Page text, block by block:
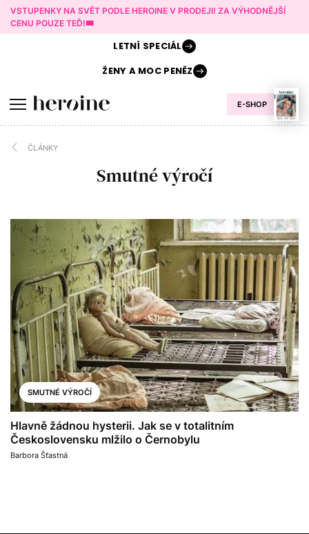
VSTUPENKY NA SVĚT PODLE HEROINE V PRODEJI! ZA VÝHODNĚJŠÍ
CENU POUZE TEĎ!🎟️
E-SHOP
LETNÍ SPECIÁL
ŽENY AMOC PENĚZ
ČLÁNKY
Smutné výročí
SMUTNÉ VÝROČÍ
Hlavně žádnou hysterii. Jak se v totalitním
Československu mlžilo o Černobylu
Barbora Šťastná